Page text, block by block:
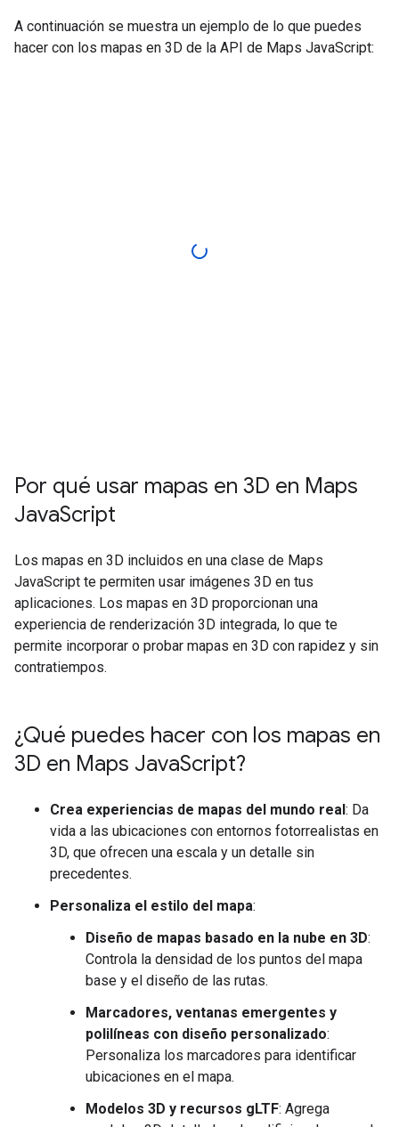
A continuación se muestra un ejemplo de lo que puedes
hacer con los mapas en 3D de la API de Maps JavaScript:
Por qué usar mapas en 3D en Maps
JavaScript
Los mapas en 3D incluidos en una clase de Maps
JavaScript te permiten usar imágenes 3D en tus
aplicaciones. Los mapas en 3D proporcionan una
experiencia de renderización 3D integrada, lo que te
permite incorporar o probar mapas en 3D con rapidez y sin
contratiempos.
¿Qué puedes hacer con los mapas en
3D en Maps JavaScript?
Crea experiencias de mapas del mundo real: Da
vida a las ubicaciones con entornos fotorrealistas en
3D, que ofrecen una escala y un detalle sin
precedentes.
Personaliza el estilo del mapa:
Diseño de mapas basado en la nube en 3D:
Controla la densidad de los puntos del mapa
base y el diseño de las rutas.
Marcadores, ventanas emergentes y
polilíneas con diseño personalizado:
Personaliza los marcadores para identificar
ubicaciones en el mapa.
Modelos 3D y recursos gLTF: Agrega